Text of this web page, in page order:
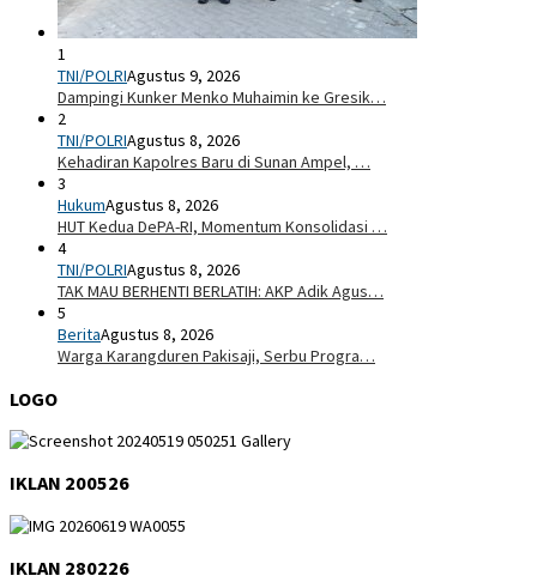
1
TNI/POLRIAgustus 9, 2026
Dampingi Kunker Menko Muhaimin ke Gresik…
2
TNI/POLRIAgustus 8, 2026
Kehadiran Kapolres Baru di Sunan Ampel, …
3
HukumAgustus 8, 2026
HUT Kedua DePA-RI, Momentum Konsolidasi …
4
TNI/POLRIAgustus 8, 2026
TAK MAU BERHENTI BERLATIH: AKP Adik Agus…
5
BeritaAgustus 8, 2026
Warga Karangduren Pakisaji, Serbu Progra…
LOGO
IKLAN 200526
IKLAN 280226